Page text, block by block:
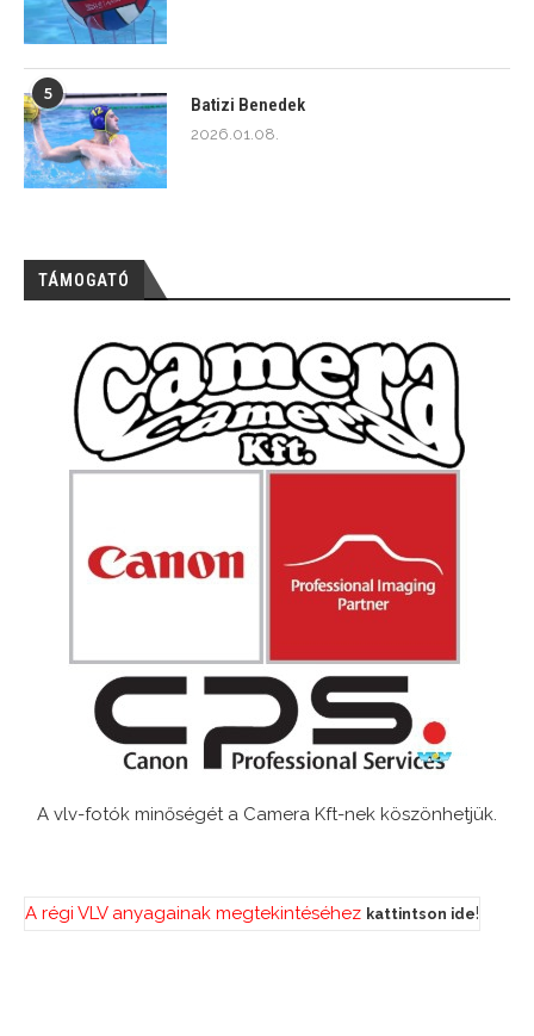
5
Batizi Benedek
2026.01.08.
TÁMOGATÓ
A vlv-fotók minőségét a Camera Kft-nek köszönhetjük.
A régi VLV anyagainak megtekintéséhez kattintson ide!